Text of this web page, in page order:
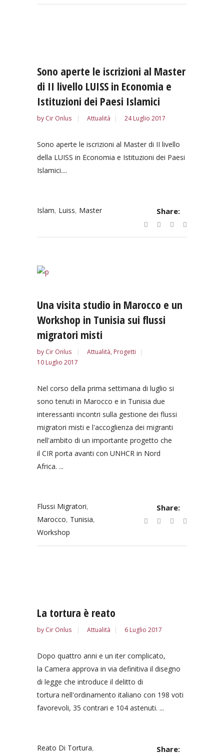
Sono aperte le iscrizioni al Master
di II livello LUISS in Economia e
Istituzioni dei Paesi Islamici
by Cir Onlus Attualità 24 Luglio 2017
Sono aperte le iscrizioni al Master di II livello
della LUISS in Economia e Istituzioni dei Paesi
Islamici....
Islam, Luiss, Master Share:
Una visita studio in Marocco e un
Workshop in Tunisia sui flussi
migratori misti
by Cir Onlus Attualità, Progetti
10 Luglio 2017
Nel corso della prima settimana di luglio si
sono tenuti in Marocco e in Tunisia due
interessanti incontri sulla gestione dei flussi
migratori misti e l'accoglienza dei migranti
nell'ambito di un importante progetto che
il CIR porta avanti con UNHCR in Nord
Africa. ...
Flussi Migratori,
Marocco, Tunisia,
Workshop
Share:
La tortura è reato
by Cir Onlus Attualità 6 Luglio 2017
Dopo quattro anni e un iter complicato,
la Camera approva in via definitiva il disegno
di legge che introduce il delitto di
tortura nell'ordinamento italiano con 198 voti
favorevoli, 35 contrari e 104 astenuti. ...
Reato Di Tortura, Share: